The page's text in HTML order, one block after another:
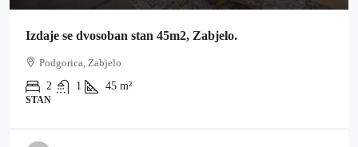
Izdaje se dvosoban stan 45m2, Zabjelo.
Podgorica, Zabjelo
2
1 45 m²
STAN